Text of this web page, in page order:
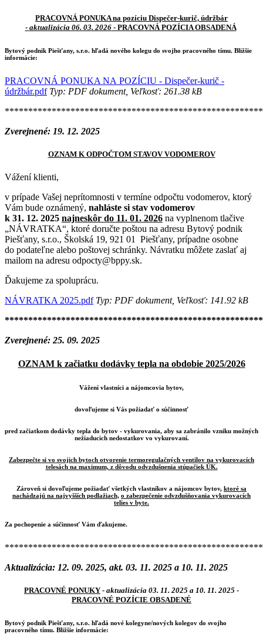
PRACOVNÁ PONUKA na pozíciu Dispečer-kurič, údržbár
- aktualizácia 06. 03. 2026- PRACOVNÁ POZÍCIA OBSADENÁ
Bytový podnik Piešťany, s.r.o. hľadá nového kolegu do svojho pracovného tímu. Bližšie
informácie:
PRACOVNÁ PONUKA NA POZÍCIU - Dispečer-kurič -
údržbár.pdfTyp: PDF dokument, Veľkosť: 261.38 kB
Zverejnené: 19. 12. 2025
OZNAM K ODPOČTOM STAVOV VODOMEROV
Vážení klienti,
v prípade Vašej neprítomnosti v termíne odpočtu vodomerov, ktorý
Vám bude oznámený, nahláste si stav vodomerov
k 31. 12. 2025 najneskôr do 11. 01. 2026 na vyplnenom tlačive
„NÁVRATKA“, ktoré doručte poštou na adresu Bytový podnik
Piešťany, s.r.o., Školská 19, 921 01 Piešťany, prípadne osobne
do podateľne alebo poštovej schránky. Návratku môžete zaslať aj
mailom na adresu odpocty@bppy.sk.
Ďakujeme za spoluprácu.
NÁVRATKA 2025.pdfTyp: PDF dokument, Veľkosť: 141.92 kB
Zverejnené: 25. 09. 2025
OZNAM k začiatku dodávky tepla na obdobie 2025/2026
Vážení vlastníci a nájomcovia bytov,
dovoľujeme si Vás požiadať o súčinnosť
pred začiatkom dodávky tepla do bytov - vykurovania, aby sa zabránilo vzniku možných
nežiaducich nedostatkov vo vykurovaní.
Zabezpečte si vo svojich bytoch otvorenie termoregulačných ventilov na vykurovacích
telesách na maximum, z dôvodu odvzdušnenia stúpačiek ÚK.
Zároveň si dovoľujeme požiadať všetkých vlastníkov a nájomcov bytov, ktoré sa
nachádzajú na najvyšších podlažiach, o zabezpečenie odvzdušňovania vykurovacích
telies v byte.
Za pochopenie a súčinnosť Vám ďakujeme.
Aktualizácia: 12. 09. 2025, akt. 03. 11. 2025 a 10. 11. 2025
PRACOVNÉ PONUKY - aktualizácia 03. 11. 2025 a 10. 11. 2025 -
PRACOVNÉ POZÍCIE OBSADENÉ
Bytový podnik Piešťany, s.r.o. hľadá nové kolegyne/nových kolegov do svojho
pracovného tímu. Bližšie informácie: